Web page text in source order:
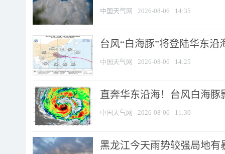
中国天气网 2026-08-06 14:35
台风“白海豚”将登陆华东沿
中国天气网 2026-08-06 14:25
直奔华东沿海！台风白海豚
中国天气网 2026-08-06 11:30
黑龙江今天雨势较强局地有